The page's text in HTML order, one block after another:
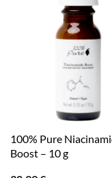
100% Pure
Boost – 10 g